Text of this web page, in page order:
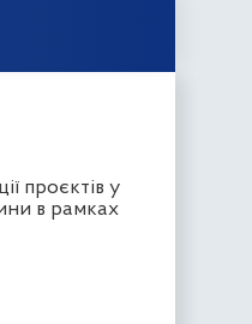
проєктів у
в рамках